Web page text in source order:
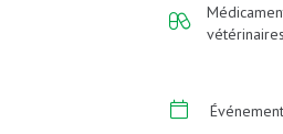
vétérinaires